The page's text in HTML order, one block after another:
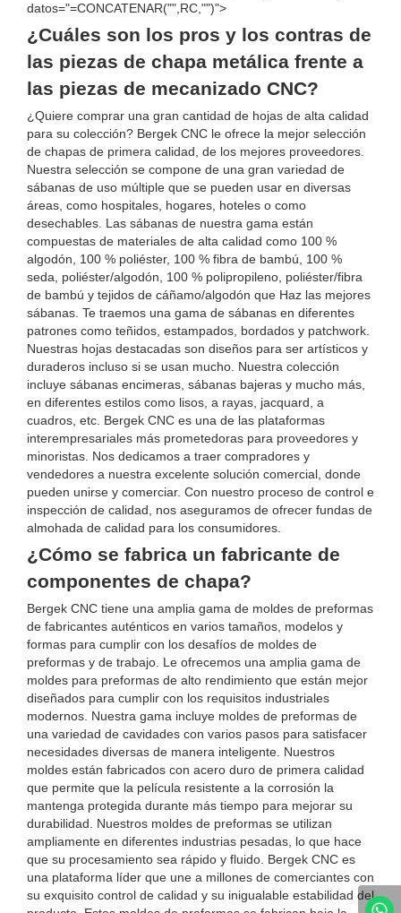
datos="=CONCATENAR("",RC,"")">
¿Cuáles son los pros y los contras de
las piezas de chapa metálica frente a
las piezas de mecanizado CNC?
¿Quiere comprar una gran cantidad de hojas de alta calidad
para su colección? Bergek CNC le ofrece la mejor selección
de chapas de primera calidad, de los mejores proveedores.
Nuestra selección se compone de una gran variedad de
sábanas de uso múltiple que se pueden usar en diversas
áreas, como hospitales, hogares, hoteles o como
desechables. Las sábanas de nuestra gama están
compuestas de materiales de alta calidad como 100 %
algodón, 100 % poliéster, 100 % fibra de bambú, 100 %
seda, poliéster/algodón, 100 % polipropileno, poliéster/fibra
de bambú y tejidos de cáñamo/algodón que Haz las mejores
sábanas. Te traemos una gama de sábanas en diferentes
patrones como teñidos, estampados, bordados y patchwork.
Nuestras hojas destacadas son diseños para ser artísticos y
duraderos incluso si se usan mucho. Nuestra colección
incluye sábanas encimeras, sábanas bajeras y mucho más,
en diferentes estilos como lisos, a rayas, jacquard, a
cuadros, etc. Bergek CNC es una de las plataformas
interempresariales más prometedoras para proveedores y
minoristas. Nos dedicamos a traer compradores y
vendedores a nuestra excelente solución comercial, donde
pueden unirse y comerciar. Con nuestro proceso de control e
inspección de calidad, nos aseguramos de ofrecer fundas de
almohada de calidad para los consumidores.
¿Cómo se fabrica un fabricante de
componentes de chapa?
Bergek CNC tiene una amplia gama de moldes de preformas
de fabricantes auténticos en varios tamaños, modelos y
formas para cumplir con los desafíos de moldes de
preformas y de trabajo. Le ofrecemos una amplia gama de
moldes para preformas de alto rendimiento que están mejor
diseñados para cumplir con los requisitos industriales
modernos. Nuestra gama incluye moldes de preformas de
una variedad de cavidades con varios pasos para satisfacer
necesidades diversas de manera inteligente. Nuestros
moldes están fabricados con acero duro de primera calidad
que permite que la película resistente a la corrosión la
mantenga protegida durante más tiempo para mejorar su
durabilidad. Nuestros moldes de preformas se utilizan
ampliamente en diferentes industrias pesadas, lo que hace
que su procesamiento sea rápido y fluido. Bergek CNC es
una plataforma líder que une a millones de comerciantes con
su exquisito control de calidad y su inigualable estabilidad del